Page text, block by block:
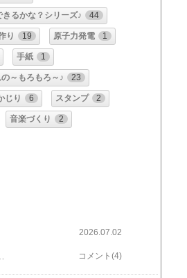
きるかな？シリーズ♪ 44
り 19 原子力発電 1
手紙 1
～もろもろ～♪ 23
じり 6 スタンプ 2
音楽づくり 2
2026.07.02
コメント(4)